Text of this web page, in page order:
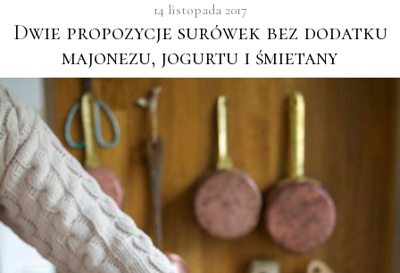
14 listopada 2017
Dwie propozycje surówek bez dodatku
majonezu, jogurtu i śmietany